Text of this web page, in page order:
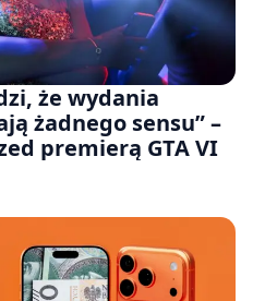
że wydania
żadnego sensu” –
premierą GTA VI